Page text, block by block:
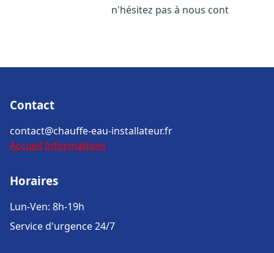
n'hésitez pas à nous cont
Contact
contact@chauffe-eau-installateur.fr
Accueil Informations
Horaires
Lun-Ven: 8h-19h
Service d'urgence 24/7